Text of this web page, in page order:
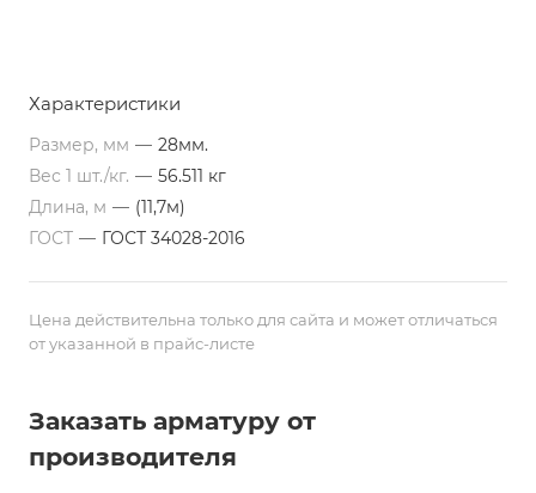
Характеристики
Размер, мм — 28мм.
Вес 1 шт./кг. — 56.511 кг
Длина, м — (11,7м)
ГОСТ — ГОСТ 34028-2016
Цена действительна только для сайта и может отличаться
от указанной в прайс-листе
Заказать арматуру от
производителя